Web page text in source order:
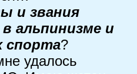
и звания
альпинизме и
спорта?
удалось